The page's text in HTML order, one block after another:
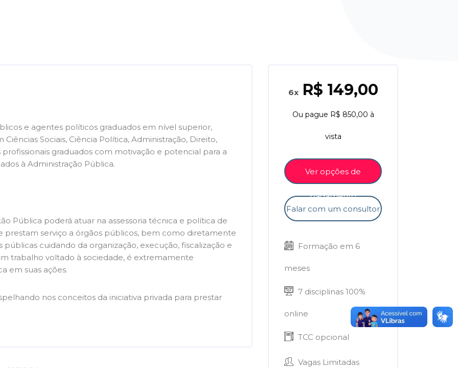
e agentes políticos graduados em nível superior,
Sociais, Ciência Política, Administração, Direito,
graduados com motivação e potencial para a
à Administração Pública.
Pública poderá atuar na assessoria técnica e política de
prestam serviço a órgãos públicos, bem como diretamente
cuidando da organização, execução, fiscalização e
trabalho voltado à sociedade, é extremamente
em suas ações.
nos conceitos da iniciativa privada para prestar
6xR$ 149,00
Ou pague R$ 850,00 à
vista
Ver opções de
pagamento
Falar com um consultor
Formação em 6
meses
7 disciplinas 100%
online
TCC opcional
Vagas Limitadas